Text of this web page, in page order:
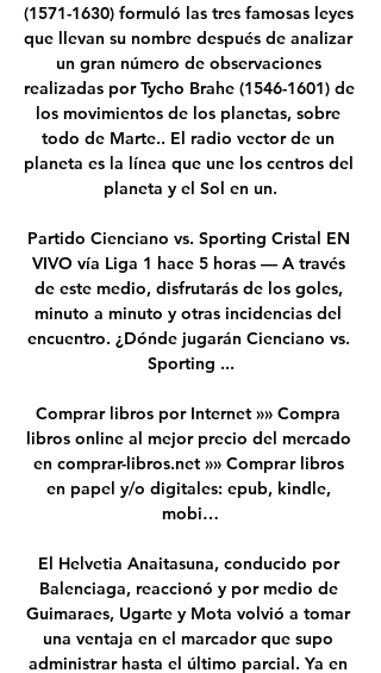
(1571-1630) formuló las tres famosas leyes
que llevan su nombre después de analizar
un gran número de observaciones
realizadas por Tycho Brahe (1546-1601) de
los movimientos de los planetas, sobre
todo de Marte.. El radio vector de un
planeta es la línea que une los centros del
planeta y el Sol en un.
Partido Cienciano vs. Sporting Cristal EN
VIVO vía Liga 1 hace 5 horas — A través
de este medio, disfrutarás de los goles,
minuto a minuto y otras incidencias del
encuentro. ¿Dónde jugarán Cienciano vs.
Sporting ...
Comprar libros por Internet »» Compra
libros online al mejor precio del mercado
en comprar-libros.net »» Comprar libros
en papel y/o digitales: epub, kindle,
mobi…
El Helvetia Anaitasuna, conducido por
Balenciaga, reaccionó y por medio de
Guimaraes, Ugarte y Mota volvió a tomar
una ventaja en el marcador que supo
administrar hasta el último parcial. Ya en